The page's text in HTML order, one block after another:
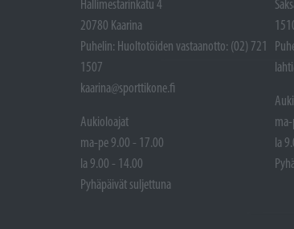
Hallimestarinkatu 4
20780 Kaarina
Puhelin: Huoltotöiden vastaanotto: (02) 721
1507
kaarina@sporttikone.fi
Aukioloajat
ma-pe 9.00 - 17.00
la 9.00 - 14.00
Pyhäpäivät suljettuna
la